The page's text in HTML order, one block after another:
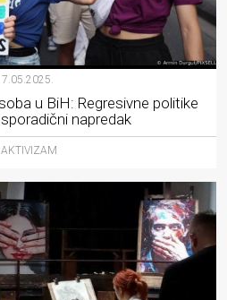
u BiH: Regresivne politike
napredak
AKTIVIZAM